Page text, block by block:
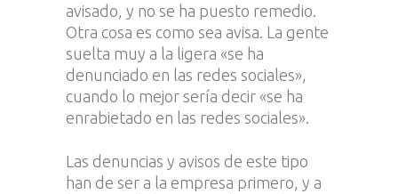
avisado, y no se ha puesto remedio.
Otra cosa es como sea avisa. La gente
suelta muy a la ligera «se ha
denunciado en las redes sociales»,
cuando lo mejor sería decir «se ha
enrabietado en las redes sociales».
Las denuncias y avisos de este tipo
han de ser a la empresa primero, y a